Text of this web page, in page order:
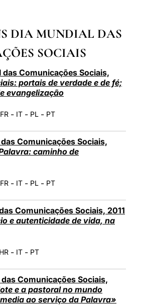
LATINE
DIA MUNDIAL DAS
SOCIAIS
das Comunicações Sociais,
portais de verdade e de fé;
evangelização
FR - IT - PL - PT
Comunicações Sociais,
caminho de
FR - IT - PL - PT
Comunicações Sociais, 2011
e autenticidade de vida, na
HR - IT - PT
Comunicações Sociais,
e a pastoral no mundo
ao serviço da Palavra»